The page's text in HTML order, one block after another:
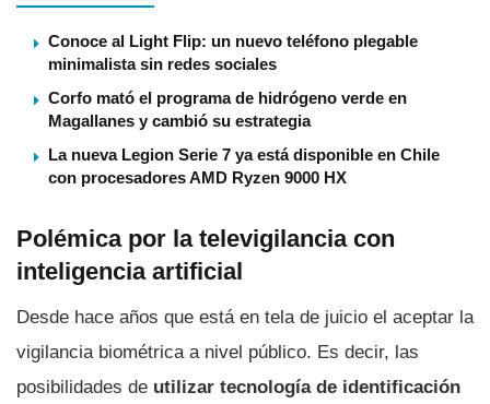
Conoce al Light Flip: un nuevo teléfono plegable
minimalista sin redes sociales
Corfo mató el programa de hidrógeno verde en
Magallanes y cambió su estrategia
La nueva Legion Serie 7 ya está disponible en Chile
con procesadores AMD Ryzen 9000 HX
Polémica por la televigilancia con
inteligencia artificial
Desde hace años que está en tela de juicio el aceptar la
vigilancia biométrica a nivel público. Es decir, las
posibilidades de utilizar tecnología de identificación